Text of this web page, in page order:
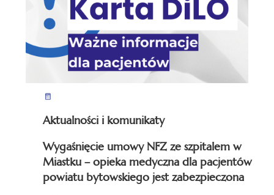
Aktualności i komunikaty
Wygaśnięcie umowy NFZ ze szpitalem w
Miastku – opieka medyczna dla pacjentów
powiatu bytowskiego jest zabezpieczona